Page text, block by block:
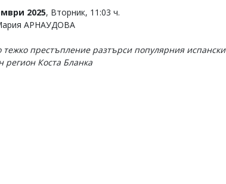
2025, Вторник, 11:03 ч.
АРНАУДОВА
тежко престъпление разтърси популярния испански
регион Коста Бланка